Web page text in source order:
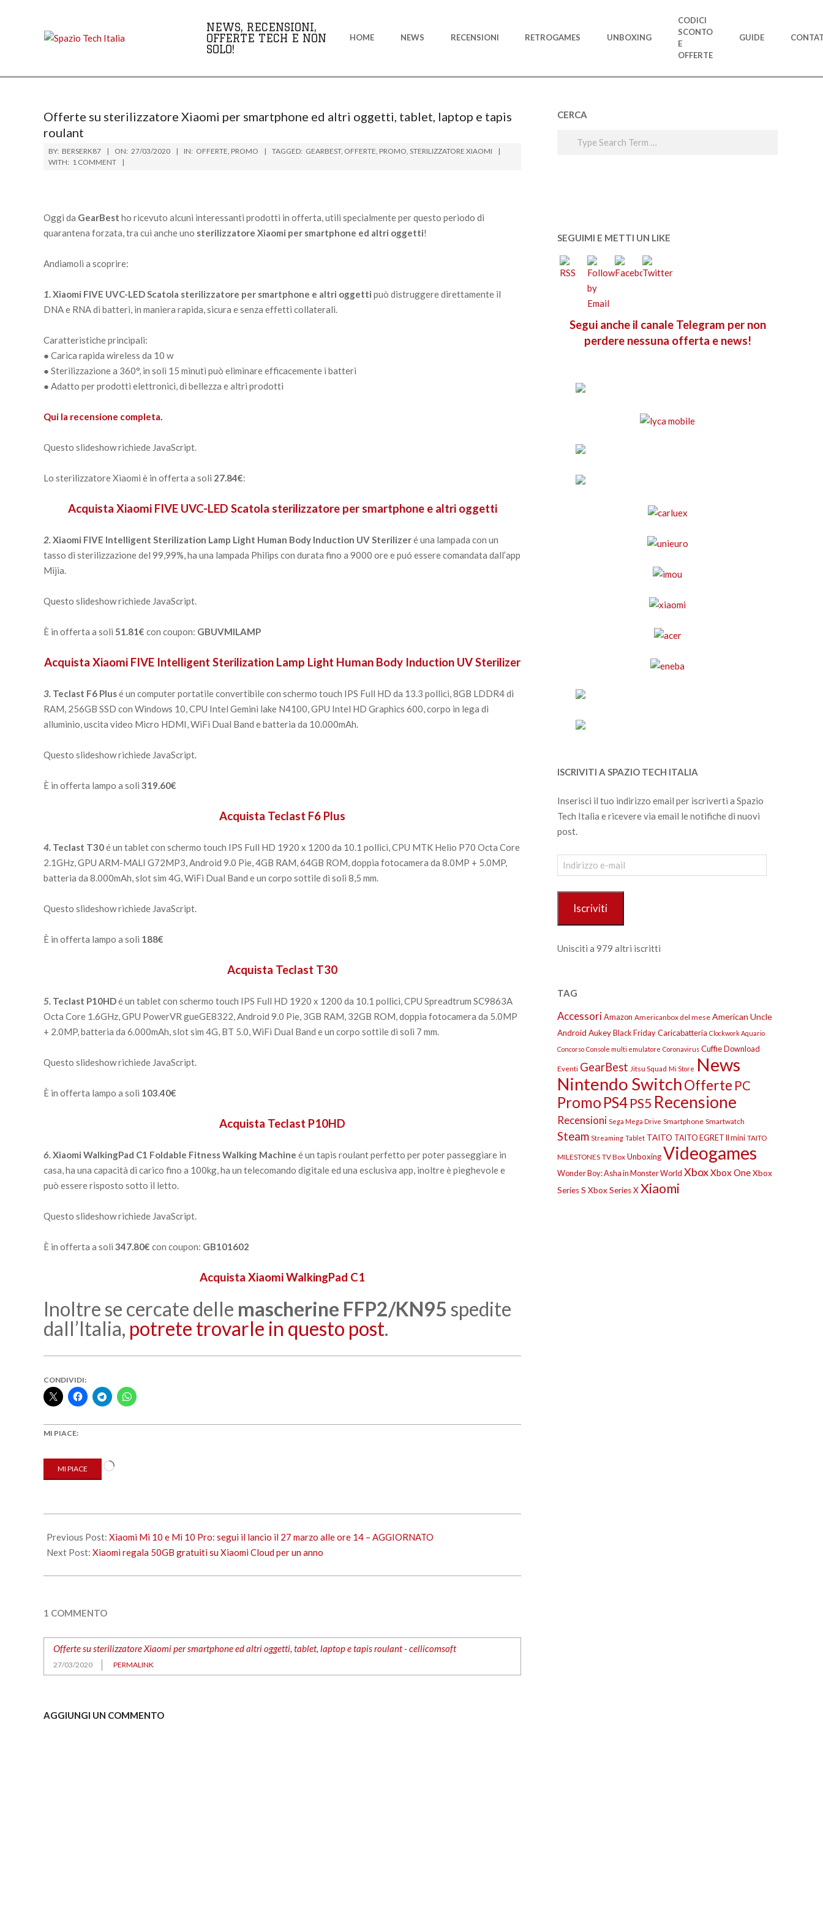
NEWS, RECENSIONI,
OFFERTE TECH E NON
SOLO!
Menu
HOME NEWS RECENSIONI RETROGAMES UNBOXING
CODICI
SCONTO
E
OFFERTE
GUIDE
Offerte su sterilizzatore Xiaomi per smartphone ed altri oggetti, tablet, laptop e tapis
roulant
BY: BERSERK87 ON: 27/03/2020 IN: OFFERTE, PROMO TAGGED: GEARBEST, OFFERTE, PROMO, STERILIZZATORE XIAOMI
WITH: 1 COMMENT
Oggi da GearBest ho ricevuto alcuni interessanti prodotti in offerta, utili specialmente per questo periodo di
quarantena forzata, tra cui anche uno sterilizzatore Xiaomi per smartphone ed altri oggetti!
Andiamoli a scoprire:
1.Xiaomi FIVE UVC-LED Scatola sterilizzatore per smartphone e altri oggetti può distruggere direttamente il
DNA e RNA di batteri, in maniera rapida, sicura e senza effetti collaterali.
Caratteristiche principali:
● Carica rapida wireless da 10 w
● Sterilizzazione a 360°, in soli 15 minuti può eliminare efficacemente i batteri
● Adatto per prodotti elettronici, di bellezza e altri prodotti
Qui la recensione completa.
Questo slideshow richiede JavaScript.
Lo sterilizzatore Xiaomi è in offerta a soli 27.84€:
Acquista Xiaomi FIVE UVC-LED Scatola sterilizzatore per smartphone e altri oggetti
2.Xiaomi FIVE Intelligent Sterilization Lamp Light Human Body Induction UV Sterilizeré una lampada con un
tasso di sterilizzazione del 99,99%, ha una lampada Philips con durata fino a 9000 ore e puó essere comandata dall’app
Mijia.
Questo slideshow richiede JavaScript.
È in offerta a soli 51.81€ con coupon: GBUVMILAMP
Acquista Xiaomi FIVE Intelligent Sterilization Lamp Light Human Body Induction UV Sterilizer
3. Teclast F6 Plusé un computer portatile convertibile con schermo touch IPS Full HD da 13.3 pollici, 8GB LDDR4 di
RAM, 256GB SSD con Windows 10, CPU Intel Gemini lake N4100, GPU Intel HD Graphics 600, corpo in lega di
alluminio, uscita video Micro HDMI, WiFi Dual Band e batteria da 10.000mAh.
Questo slideshow richiede JavaScript.
È in offerta lampo a soli 319.60€
Acquista Teclast F6 Plus
4. Teclast T30é un tablet con schermo touch IPS Full HD 1920 x 1200 da 10.1 pollici, CPU MTK Helio P70 Octa Core
2.1GHz, GPU ARM-MALI G72MP3, Android 9.0 Pie, 4GB RAM, 64GB ROM, doppia fotocamera da 8.0MP + 5.0MP,
batteria da 8.000mAh, slot sim 4G, WiFi Dual Band e un corpo sottile di soli 8,5 mm.
Questo slideshow richiede JavaScript.
È in offerta lampo a soli 188€
Acquista Teclast T30
5. Teclast P10HDé un tablet con schermo touch IPS Full HD 1920 x 1200 da 10.1 pollici, CPU Spreadtrum SC9863A
Octa Core 1.6GHz, GPU PowerVR gueGE8322, Android 9.0 Pie, 3GB RAM, 32GB ROM, doppia fotocamera da 5.0MP
+ 2.0MP, batteria da 6.000mAh, slot sim 4G, BT 5.0, WiFi Dual Band e un corpo sottile di soli 7 mm.
Questo slideshow richiede JavaScript.
È in offerta lampo a soli 103.40€
Acquista Teclast P10HD
6.Xiaomi WalkingPad C1 Foldable Fitness Walking Machine é un tapis roulant perfetto per poter passeggiare in
casa, ha una capacità di carico fino a 100kg, ha un telecomando digitale ed una esclusiva app, inoltre è pieghevole e
può essere risposto sotto il letto.
Questo slideshow richiede JavaScript.
È in offerta a soli 347.80€ con coupon: GB101602
Acquista Xiaomi WalkingPad C1
Inoltre se cercate delle mascherine FFP2/KN95 spedite
dall’Italia, potrete trovarle in questo post.
CONDIVIDI:
MI PIACE:
MI PIACE
Caricamento
03-
27
Previous Post: Xiaomi Mi 10 e Mi 10 Pro: segui il lancio il 27 marzo alle ore 14 – AGGIORNATO
Next Post: Xiaomi regala 50GB gratuiti su Xiaomi Cloud per un anno
1 COMMENTO
Offerte su sterilizzatore Xiaomi per smartphone ed altri oggetti, tablet, laptop e tapis roulant - cellicomsoft
27/03/2020 PERMALINK
AGGIUNGI UN COMMENTO
CERCA
SEGUIMI E METTI UN LIKE
Segui anche il canale Telegram per non
perdere nessuna offerta e news!
ISCRIVITI A SPAZIO TECH ITALIA
Inserisci il tuo indirizzo email per iscriverti a Spazio
Tech Italia e ricevere via email le notifiche di nuovi
post.
Indirizzo
e-
Iscriviti
Unisciti a 979 altri iscritti
TAG
AccessoriAmazon Americanbox del mese American Uncle
Android AukeyBlack FridayCaricabatteria Clockwork Aquario
Concorso Console multi emulatore Coronavirus CuffieDownload
Eventi GearBest Jitsu Squad Mi Store News
Nintendo SwitchOfferte PC
Promo PS4PS5 Recensione
Recensioni Sega Mega Drive Smartphone Smartwatch
Steam Streaming Tablet TAITO TAITO EGRET II mini TAITO
MILESTONES TV Box UnboxingVideogames
Wonder Boy: Asha in Monster World XboxXbox OneXbox
Series S Xbox Series XXiaomi